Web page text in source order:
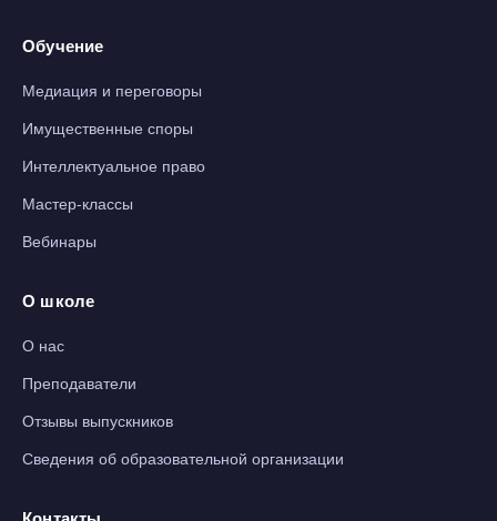
Обучение
Медиация и переговоры
Имущественные споры
Интеллектуальное право
Мастер-классы
Вебинары
О школе
О нас
Преподаватели
Отзывы выпускников
Сведения об образовательной организации